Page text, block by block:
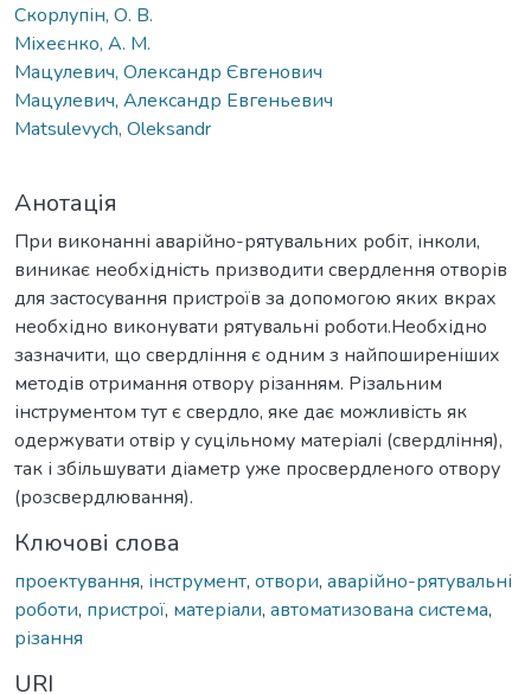
Скорлупін, О. В.
Міхеєнко, А. М.
Мацулевич, Олександр Євгенович
Мацулевич, Александр Евгеньевич
Matsulevych, Oleksandr
Анотація
При виконанні аварійно-рятувальних робіт, інколи,
виникає необхідність призводити свердлення отворів
для застосування пристроїв за допомогою яких вкрах
необхідно виконувати рятувальні роботи.Необхідно
зазначити, що свердління є одним з найпоширеніших
методів отримання отвору різанням. Різальним
інструментом тут є свердло, яке дає можливість як
одержувати отвір у суцільному матеріалі (свердління),
так і збільшувати діаметр уже просвердленого отвору
(розсвердлювання).
Ключові слова
проектування, інструмент, отвори, аварійно-рятувальні
роботи, пристрої, матеріали, автоматизована система,
різання
URI